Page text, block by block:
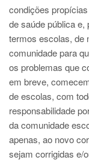
condições
de saúde pública
termos escolas, de
comunidade para
os problemas que
em breve,
de escolas, com
responsabilidade
da comunidade
apenas, ao novo
sejam corrigidas e/